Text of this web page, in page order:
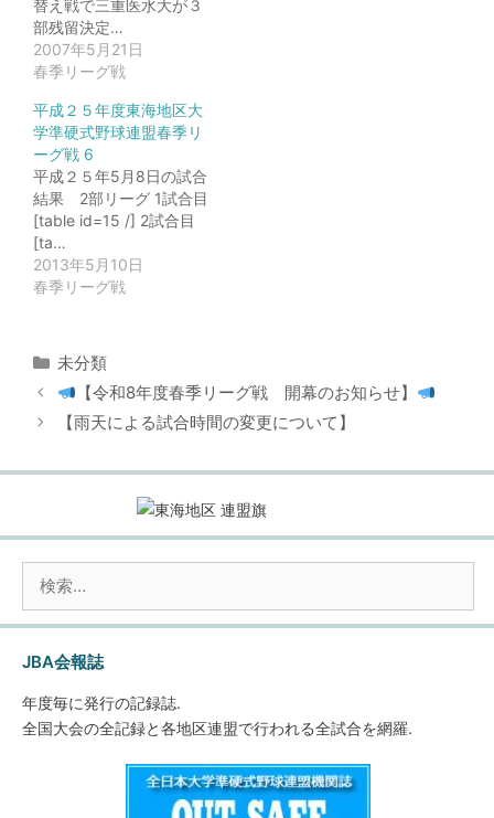
替え戦で三重医水大が３
部残留決定…
2007年5月21日
春季リーグ戦
平成２５年度東海地区大
学準硬式野球連盟春季リ
ーグ戦 6
平成２５年5月8日の試合
結果 2部リーグ 1試合目
[table id=15 /] 2試合目
[ta…
2013年5月10日
春季リーグ戦
カ
テ
リ
未分類
【令和8年度春季リーグ戦 開幕のお知らせ】
【雨天による試合時間の変更について】
JBA会報誌
年度毎に発行の記録誌.
全国大会の全記録と各地区連盟で行われる全試合を網羅.